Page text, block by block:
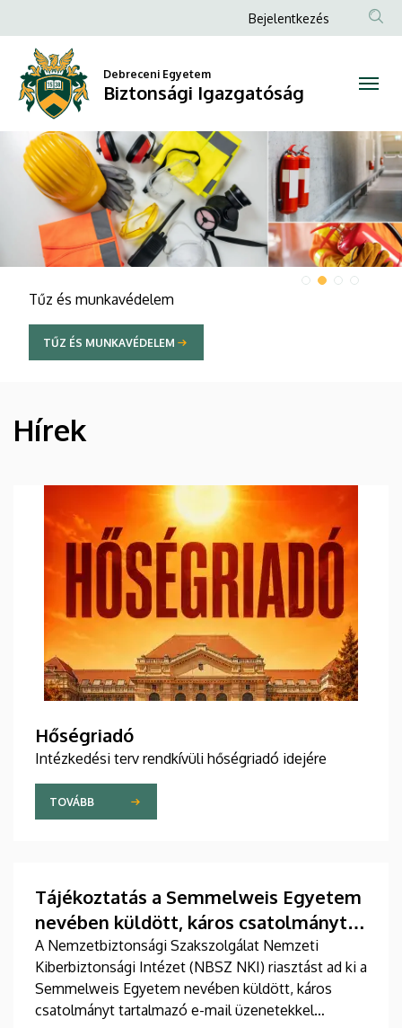
Igazgatóság
Anonim
menüje
Bejelentkezés
Debreceni Egyetem
Biztonsági Igazgatóság
DIAVETÍTÉS
Tűz és munkavédelem
TŰZ ÉS MUNKAVÉDELEM
HÍREK
Hírek
Hőségriadó
Intézkedési terv rendkívüli hőségriadó idejére
TOVÁBB
Tájékoztatás a Semmelweis Egyetem
nevében küldött, káros csatolmányt
tartalmazó levelekkel kapcsolatban
A Nemzetbiztonsági Szakszolgálat Nemzeti
Kiberbiztonsági Intézet (NBSZ NKI) riasztást ad ki a
Semmelweis Egyetem nevében küldött, káros
csatolmányt tartalmazó e-mail üzenetekkel